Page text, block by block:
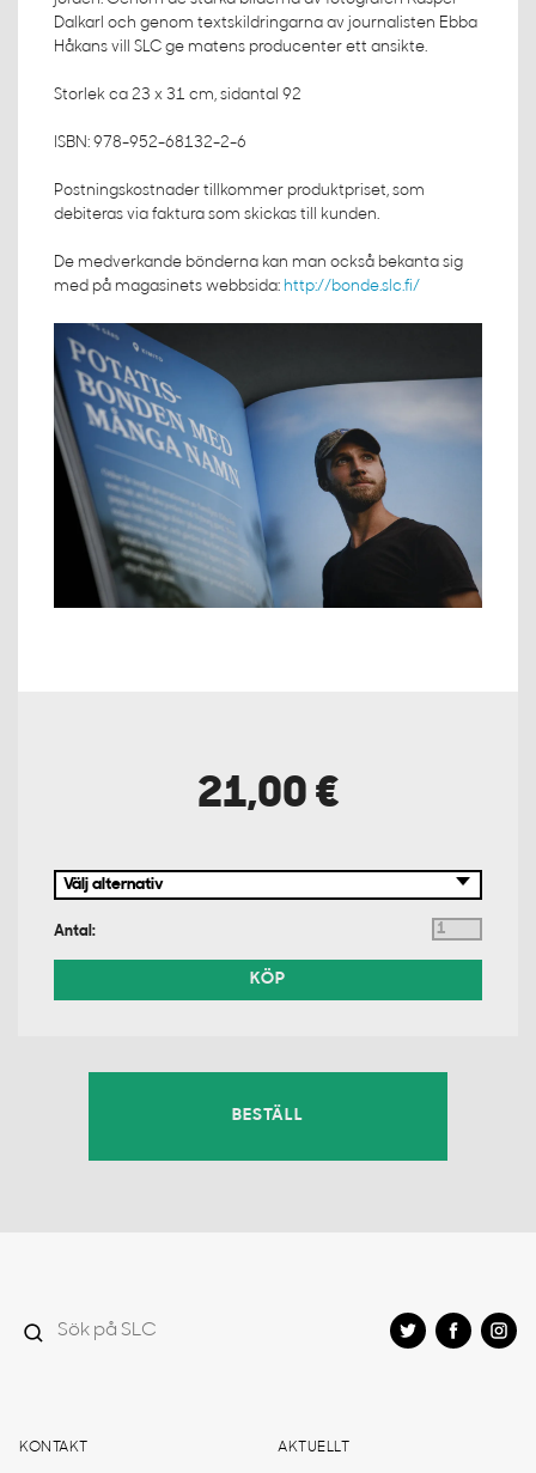
Dalkarl och genom textskildringarna av journalisten Ebba
Håkans vill SLC ge matens producenter ett ansikte.
Storlek ca 23 x 31 cm, sidantal 92
ISBN: 978-952-68132-2-6
Postningskostnader tillkommer produktpriset, som
debiteras via faktura som skickas till kunden.
De medverkande bönderna kan man också bekanta sig
med på magasinets webbsida: http://bonde.slc.fi/
21,00 €
Antal:
KÖP
BESTÄLL
KONTAKT AKTUELLT